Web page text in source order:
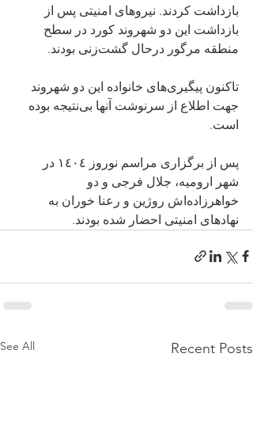
بازداشت کردند. نیروهای امنیتی پس از
بازداشت این دو شهروند کورد در سطح
منطقه مرگور درحال گشت‌زنی بودند.
تاکنون پیگیری‌های خانواده این دو شهروند
جهت اطلاع از سرنوشت آنها بی‌نتیجه بوده
است.
پس از برگزاری مراسم نوروز ١٤٠٤ در
شهر ارومیه، جلال فرجی و دو
خواهرزاده‌اش روژین و رعنا خوران به
نهادهای امنیتی احضار شده بودند.
Recent Posts
See All